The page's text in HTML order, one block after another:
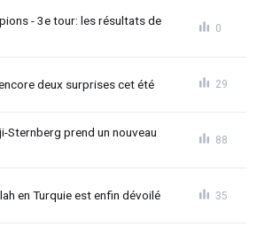
- 3e tour: les résultats de
0
deux surprises cet été 29
Sternberg prend un nouveau
88
en Turquie est enfin dévoilé 35